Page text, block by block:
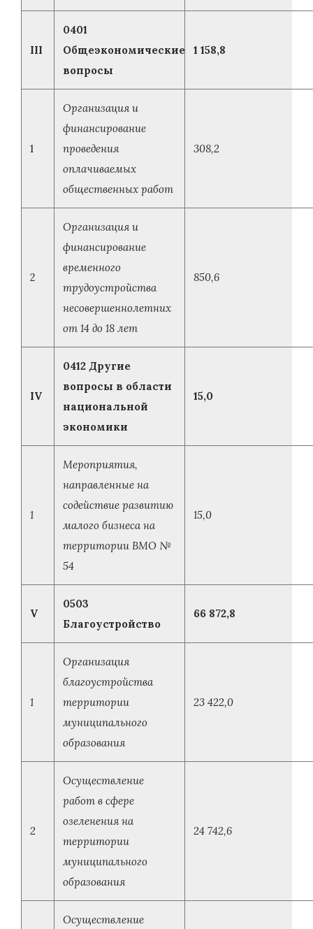
III
0401
Общеэкономические
вопросы
1 158,8
1
Организация и
финансирование
проведения
оплачиваемых
общественных работ
308,2
2
Организация и
финансирование
временного
трудоустройства
несовершеннолетних
от 14 до 18 лет
850,6
IV
0412 Другие
вопросы в области
национальной
экономики
15,0
1
Мероприятия,
направленные на
содействие развитию
малого бизнеса на
территории ВМО №
54
15,0
V
0503
Благоустройство
66 872,8
1
Организация
благоустройства
территории
муниципального
образования
23 422,0
2
Осуществление
работ в сфере
озеленения на
территории
муниципального
образования
24 742,6
Осуществление